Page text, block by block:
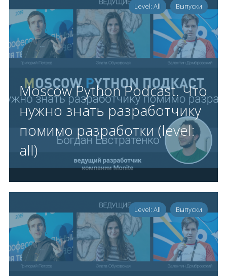
Level: All Выпуски
Moscow Python Podcast. Что
нужно знать разработчику
помимо разработки (level:
all)
Level: All Выпуски